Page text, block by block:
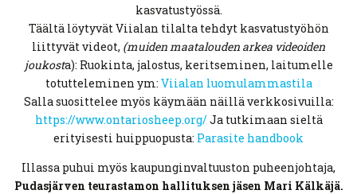
kasvatustyössä.
Täältä löytyvät Viialan tilalta tehdyt kasvatustyöhön
liittyvät videot, (muiden maatalouden arkea videoiden
joukosta): Ruokinta, jalostus, keritseminen, laitumelle
totutteleminen ym: Viialan luomulammastila
Salla suosittelee myös käymään näillä verkkosivuilla:
https://www.ontariosheep.org/Ja tutkimaan sieltä
erityisesti huippuopusta: Parasite handbook
Illassa puhui myös kaupunginvaltuuston puheenjohtaja,
Pudasjärven teurastamon hallituksen jäsen Mari Kälkäjä.